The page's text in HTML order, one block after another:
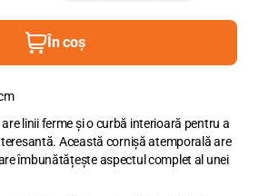
În coș
linii ferme și o curbă interioară pentru a
Această cornișă atemporală are
îmbunătățește aspectul complet al unei